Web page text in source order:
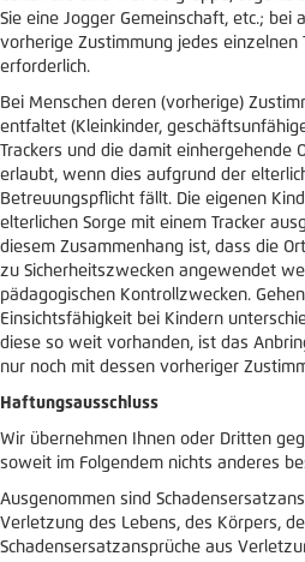
Sie eine Jogger Gemeinschaft, etc.; bei
vorherige Zustimmung jedes einzelnen
erforderlich.
Bei Menschen deren (vorherige)
entfaltet (Kleinkinder,
Trackers und die damit einhergehende
erlaubt, wenn dies aufgrund der
Betreuungspflicht fällt. Die eigenen
elterlichen Sorge mit einem Tracker
diesem Zusammenhang ist, dass die
zu Sicherheitszwecken angewendet
pädagogischen Kontrollzwecken.
Einsichtsfähigkeit bei Kindern
diese so weit vorhanden, ist das
nur noch mit dessen vorheriger
Haftungsausschluss
Wir übernehmen Ihnen oder Dritten
soweit im Folgendem nichts anderes
Ausgenommen sind
Verletzung des Lebens, des Körpers,
Schadensersatzansprüche aus